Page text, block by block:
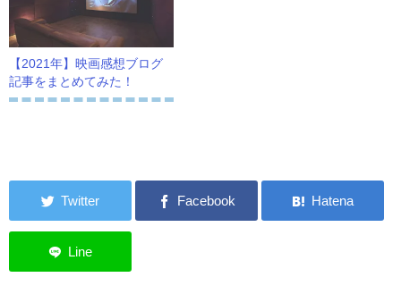
【2021年】映画感想ブログ
記事をまとめてみた！